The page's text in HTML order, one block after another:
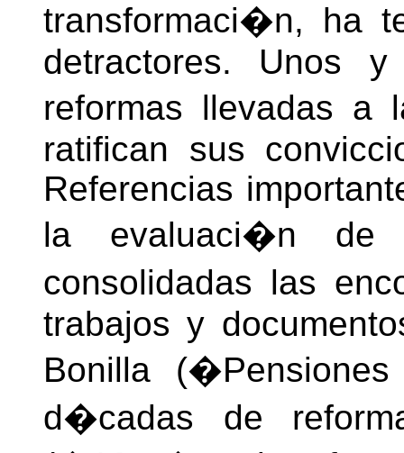
transformaci�n, ha
detractores. Unos
reformas llevadas a
ratifican sus
Referencias
la evaluaci�n de
consolidadas las
trabajos y
Bonilla
d�cadas de